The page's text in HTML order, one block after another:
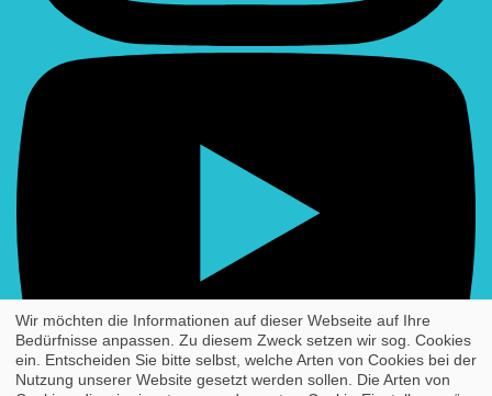
Youtube
Workspace
Wir möchten die Informationen auf dieser Webseite auf Ihre
Bedürfnisse anpassen. Zu diesem Zweck setzen wir sog. Cookies
ein. Entscheiden Sie bitte selbst, welche Arten von Cookies bei der
Nutzung unserer Website gesetzt werden sollen. Die Arten von